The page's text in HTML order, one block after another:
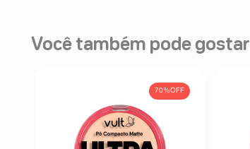
Você também pode gostar
70%OFF